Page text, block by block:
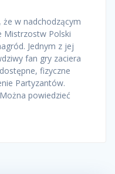
w nadchodzącym
Mistrzostw Polski
Jednym z jej
fan gry zaciera
fizyczne
Partyzantów.
powiedzieć